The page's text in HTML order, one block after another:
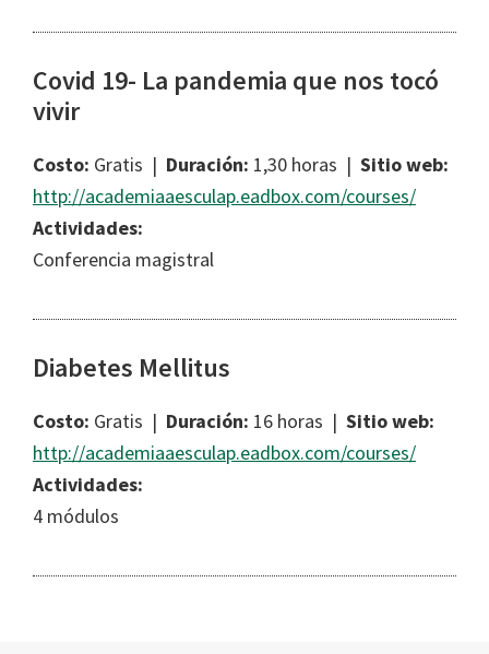
Covid 19- La pandemia que nos tocó
vivir
Costo: Gratis | Duración: 1,30 horas | Sitio web:
http://academiaaesculap.eadbox.com/courses/
Actividades:
Conferencia magistral
Diabetes Mellitus
Costo: Gratis | Duración: 16 horas | Sitio web:
http://academiaaesculap.eadbox.com/courses/
Actividades:
4 módulos